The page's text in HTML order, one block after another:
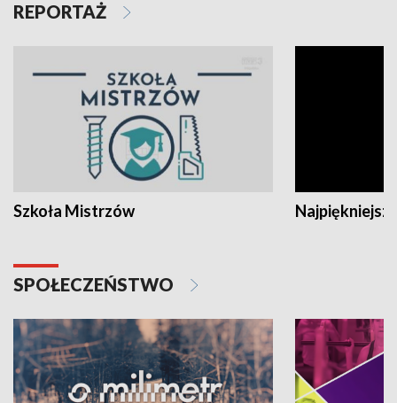
REPORTAŻ
Szkoła Mistrzów
SPOŁECZEŃSTWO